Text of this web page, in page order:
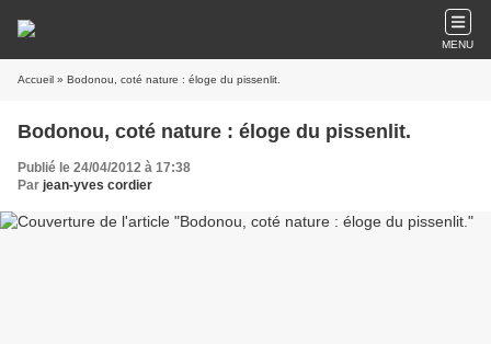
MENU
Accueil » Bodonou, coté nature : éloge du pissenlit.
Bodonou, coté nature : éloge du pissenlit.
Publié le 24/04/2012 à 17:38
Par jean-yves cordier